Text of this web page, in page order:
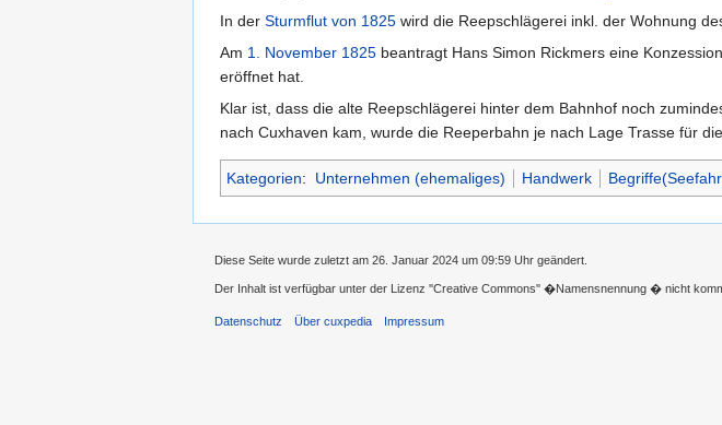
In der Sturmflut von 1825 wird die Reepschlägerei inkl. der Wohnung
Am 1. November 1825 beantragt Hans Simon Rickmers eine
eröffnet hat.
Klar ist, dass die alte Reepschlägerei hinter dem Bahnhof noch
nach Cuxhaven kam, wurde die Reeperbahn je nach Lage Trasse für
Kategorien: Unternehmen (ehemaliges) Handwerk
Diese Seite wurde zuletzt am 26. Januar 2024 um 09:59 Uhr geändert.
Der Inhalt ist verfügbar unter der Lizenz ''Creative Commons'' �Namensnennung � nicht
Datenschutz Über cuxpedia Impressum